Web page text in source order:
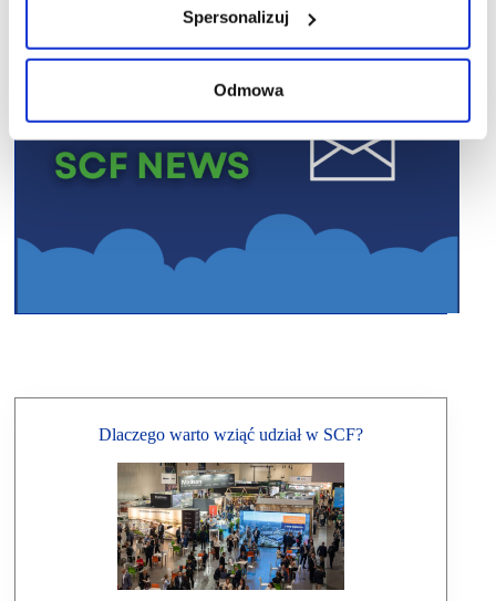
Spersonalizuj
Odmowa
Dlaczego warto wziąć udział w SCF?